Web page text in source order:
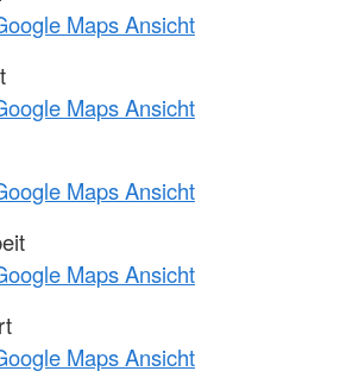
Maps Ansicht
Maps Ansicht
Maps Ansicht
Maps Ansicht
Maps Ansicht